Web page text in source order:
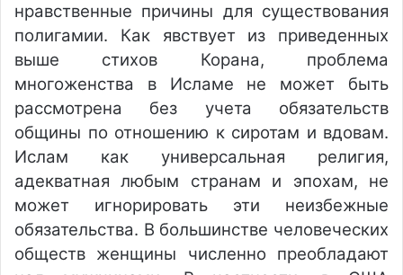
нравственные причины для существования
полигамии. Как явствует из приведенных
выше стихов Корана, проблема
многоженства в Исламе не может быть
рассмотрена без учета обязательств
общины по отношению к сиротам и вдовам.
Ислам как универсальная религия,
адекватная любым странам и эпохам, не
может игнорировать эти неизбежные
обязательства. В большинстве человеческих
обществ женщины численно преобладают